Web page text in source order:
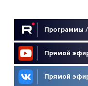
Программы
Прямой
Прямой